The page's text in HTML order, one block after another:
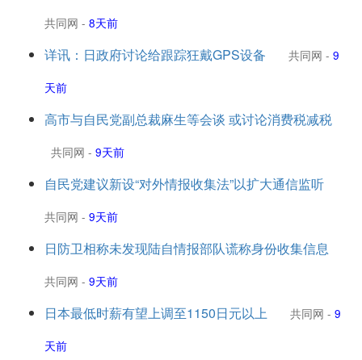
共同网 - 8天前
详讯：日政府讨论给跟踪狂戴GPS设备 共同网 - 9
天前
高市与自民党副总裁麻生等会谈 或讨论消费税减税
共同网 - 9天前
自民党建议新设“对外情报收集法”以扩大通信监听
共同网 - 9天前
日防卫相称未发现陆自情报部队谎称身份收集信息
共同网 - 9天前
日本最低时薪有望上调至1150日元以上 共同网 - 9
天前